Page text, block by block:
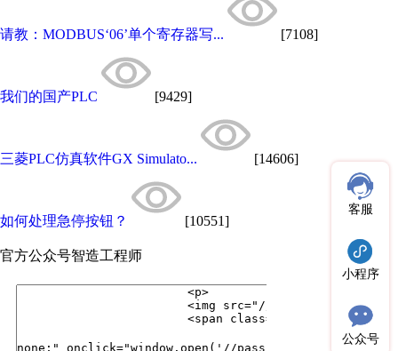
请教：MODBUS‘06’单个寄存器写... [7108]
我们的国产PLC [9429]
三菱PLC仿真软件GX Simulato... [14606]
如何处理急停按钮？ [10551]
官方公众号智造工程师
客服
小程序
公众号